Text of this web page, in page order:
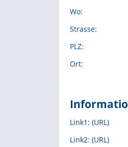
Wo:
Strasse:
PLZ:
Ort:
Link1: (URL)
Link2: (URL)